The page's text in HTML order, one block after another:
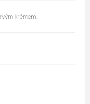
krémem.